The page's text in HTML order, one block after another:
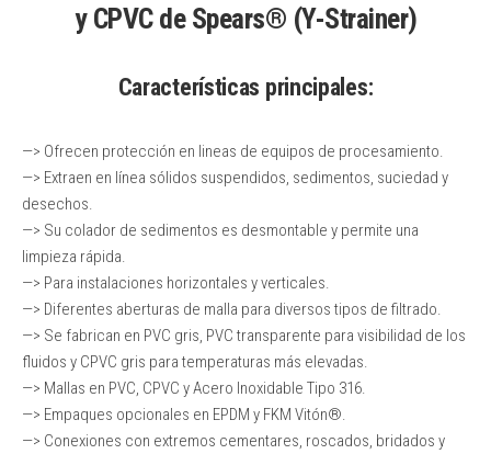
y CPVC de Spears® (Y-Strainer)
Características principales:
—> Ofrecen protección en lineas de equipos de procesamiento.
—> Extraen en línea sólidos suspendidos, sedimentos, suciedad y
desechos.
—> Su colador de sedimentos es desmontable y permite una
limpieza rápida.
—> Para instalaciones horizontales y verticales.
—> Diferentes aberturas de malla para diversos tipos de filtrado.
—> Se fabrican en PVC gris, PVC transparente para visibilidad de los
fluidos y CPVC gris para temperaturas más elevadas.
—> Mallas en PVC, CPVC y Acero Inoxidable Tipo 316.
—> Empaques opcionales en EPDM y FKM Vitón®.
—> Conexiones con extremos cementares, roscados, bridados y